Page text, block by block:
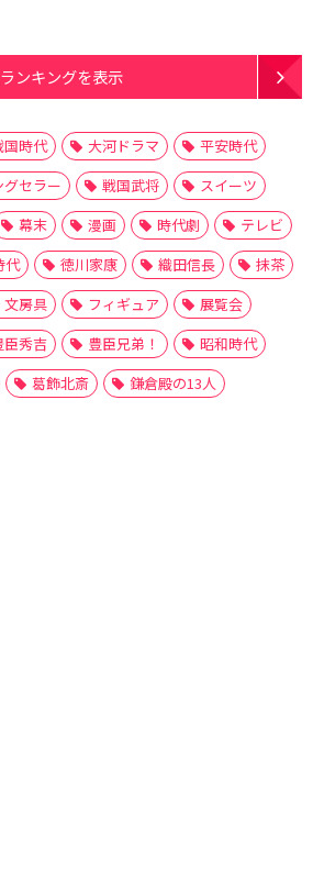
ランキングを表示
国時代 大河ドラマ
平安時代
グセラー 戦国武将
スイーツ
幕末 漫画 時代劇
テレビ
代 徳川家康 織田信長
抹茶
文房具 フィギュア
展覧会
臣秀吉 豊臣兄弟！
昭和時代
葛飾北斎 鎌倉殿の13人